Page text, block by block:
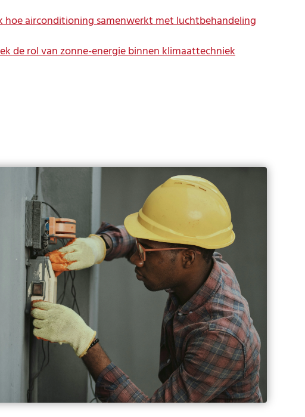
hoe airconditioning samenwerkt met luchtbehandeling
de rol van zonne-energie binnen klimaattechniek